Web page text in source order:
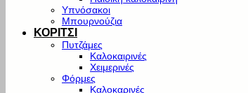
Υπνόσακοι
Μπουρνούζια
ΚΟΡΙΤΣΙ
Πυτζάμες
Καλοκαιρινές
Χειμερινές
Φόρμες
Καλοκαρινές